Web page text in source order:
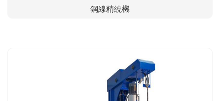
鋼線精繞機